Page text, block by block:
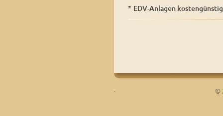
* EDV-Anlagen
©